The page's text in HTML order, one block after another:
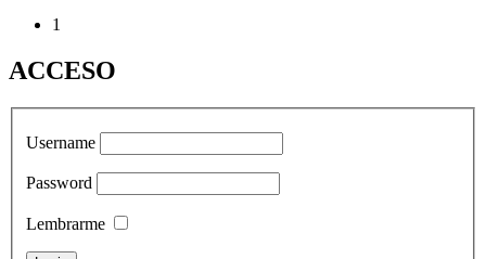
1
ACCESO
Username
Password
Lembrarme